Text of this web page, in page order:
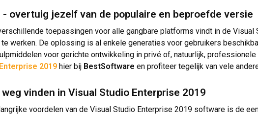
overtuig jezelf van de populaire en beproefde versie
toepassingen voor alle gangbare platforms vindt in de
werken. De oplossing is al enkele generaties voor gebruikers
voor gerichte ontwikkeling in privé of, natuurlijk,
2019 hier bij BestSoftware en profiteer tegelijk van vele
vinden in Visual Studio Enterprise 2019
voordelen van de Visual Studio Enterprise 2019 software is de